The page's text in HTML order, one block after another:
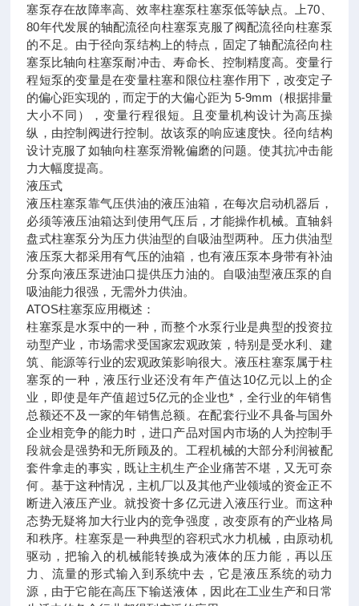
塞泵存在故障率高、效率柱塞泵柱塞泵低等缺点。上70、
80年代发展的轴配流径向柱塞泵克服了阀配流径向柱塞泵
的不足。由于径向泵结构上的特点，固定了轴配流径向柱
塞泵比轴向柱塞泵耐冲击、寿命长、控制精度高。变量行
程短泵的变量是在变量柱塞和限位柱塞作用下，改变定子
的偏心距实现的，而定于的大偏心距为 5-9mm（根据排量
大小不同），变量行程很短。且变量机构设计为高压操
纵，由控制阀进行控制。故该泵的响应速度快。径向结构
设计克服了如轴向柱塞泵滑靴偏磨的问题。使其抗冲击能
力大幅度提高。
液压式
液压柱塞泵靠气压供油的液压油箱，在每次启动机器后，
必须等液压油箱达到使用气压后，才能操作机械。直轴斜
盘式柱塞泵分为压力供油型的自吸油型两种。压力供油型
液压泵大都采用有气压的油箱，也有液压泵本身带有补油
分泵向液压泵进油口提供压力油的。自吸油型液压泵的自
吸油能力很强，无需外力供油。
ATOS柱塞泵应用概述：
柱塞泵是水泵中的一种，而整个水泵行业是典型的投资拉
动型产业，市场需求受国家宏观政策，特别是受水利、建
筑、能源等行业的宏观政策影响很大。液压柱塞泵属于柱
塞泵的一种，液压行业还没有年产值达10亿元以上的企
业，即使是年产值超过5亿元的企业也*，全行业的年销售
总额还不及一家的年销售总额。在配套行业不具备与国外
企业相竞争的能力时，进口产品对国内市场的人为控制手
段就会是强势和无所顾及的。工程机械的大部分利润被配
套件拿走的事实，既让主机生产企业痛苦不堪，又无可奈
何。基于这种情况，主机厂以及其他产业领域的资金正不
断进入液压产业。就投资十多亿元进入液压行业。而这种
态势无疑将加大行业内的竞争强度，改变原有的产业格局
和秩序。柱塞泵是一种典型的容积式水力机械，由原动机
驱动，把输入的机械能转换成为液体的压力能，再以压
力、流量的形式输入到系统中去，它是液压系统的动力
源，由于它能在高压下输送液体，因此在工业生产和日常